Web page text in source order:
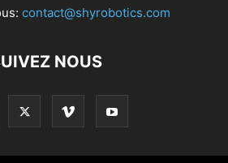
contact@shyrobotics.com
NOUS